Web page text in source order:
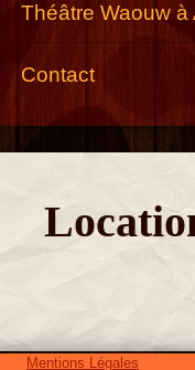
Théâtre Waouw à
Contact
Mentions Légales